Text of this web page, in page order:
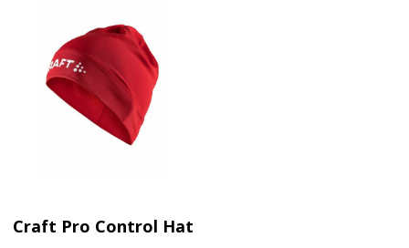
Craft Pro Control Hat